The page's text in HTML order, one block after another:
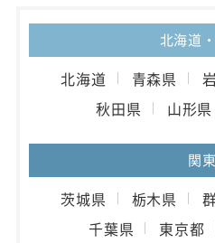
北海道
北海道 青森県
秋田県
山形県
関東
茨城県 栃木県
千葉県
東京都